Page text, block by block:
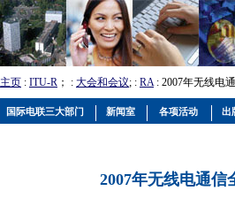
主页 : ITU-R ； : 大会和会议; : RA: 2007年无线电
2007年无线电通信
国际电联三大部门 新闻室 各项活动 出